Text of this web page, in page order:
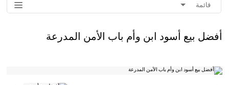
قائمة
أفضل بيع أسود ابن وأم باب الأمن المدرعة